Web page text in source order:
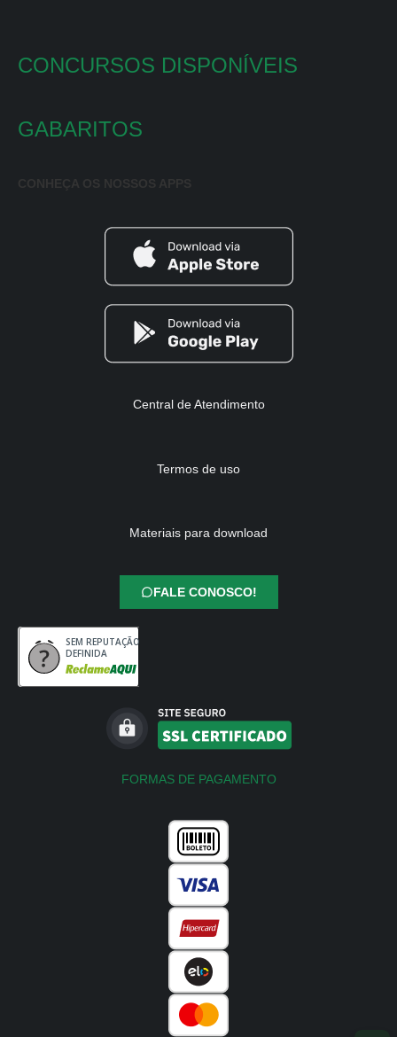
CONCURSOS DISPONÍVEIS
GABARITOS
CONHEÇA OS NOSSOS APPS
Central de Atendimento
Termos de uso
Materiais para download
FALE CONOSCO!
SEM REPUTAÇÃO
DEFINIDA
FORMAS DE PAGAMENTO